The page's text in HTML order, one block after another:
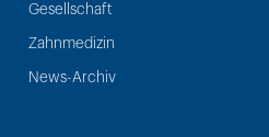
Gesellschaft
Zahnmedizin
News-Archiv